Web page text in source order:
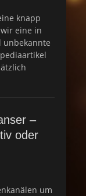
knapp
eine in
unbekannte
–
oder
um